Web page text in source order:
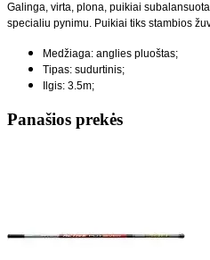
Galinga, virta, plona, puikiai
specialiu pynimu. Puikiai tiks stambios
Medžiaga: anglies pluoštas;
Tipas: sudurtinis;
Ilgis: 3.5m;
Panašios prekės